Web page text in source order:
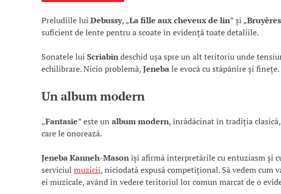
Preludiile lui Debussy, „La fille aux cheveux de lin” și „Bruyères
suficient de lente pentru a scoate în evidență toate detaliile.
Sonatele lui Scriabindeschid ușa spre un alt teritoriu unde
echilibrare. Nicio problemă,Jenebale evocă cu stăpânire și finețe.
Un album modern
„Fantasie” este un album modern, înrădăcinat în tradiția
care le onorează.
Jeneba Kanneh-Masonîși afirmă interpretările cu entuziasm și
serviciul muzicii, niciodată expusă competițional. Să vedem
ei muzicale, având în vedere teritoriul lor comun marcat de o